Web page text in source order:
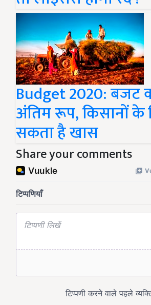
Budget 2020: बजट
अंतिम रूप, किसानों के
सकता है खास
Share your comments